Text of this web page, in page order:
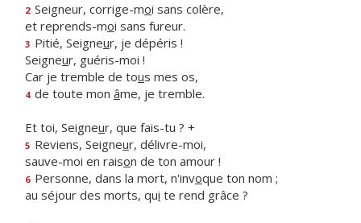
2 Seigneur, corrige-moi sans colère,
et reprends-moi sans fureur.
3 Pitié, Seigneur, je dépéris !
Seigneur, guéris-moi !
Car je tremble de tous mes os,
4 de toute mon âme, je tremble.
Et toi, Seigneur, que fais-tu ? +
5 Reviens, Seigneur, délivre-moi,
sauve-moi en raison de ton amour !
6 Personne, dans la mort, n'invoque ton nom ;
au séjour des morts, qui te rend grâce ?